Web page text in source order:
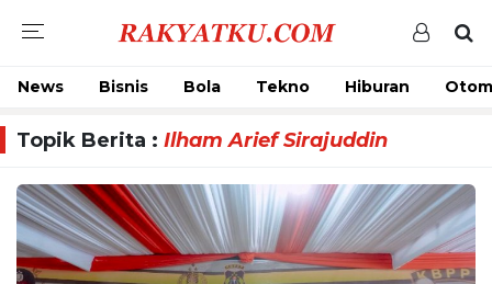
News Bisnis Bola Tekno Hiburan
Topik Berita : Ilham Arief Sirajuddin